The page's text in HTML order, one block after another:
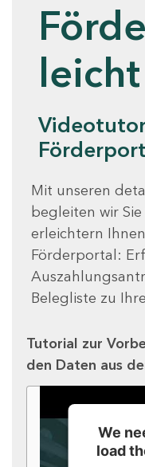
Mit unseren
begleiten wir
erleichtern
Förderportal:
Belegliste zu
Tutorial zur
den Daten aus
We
load